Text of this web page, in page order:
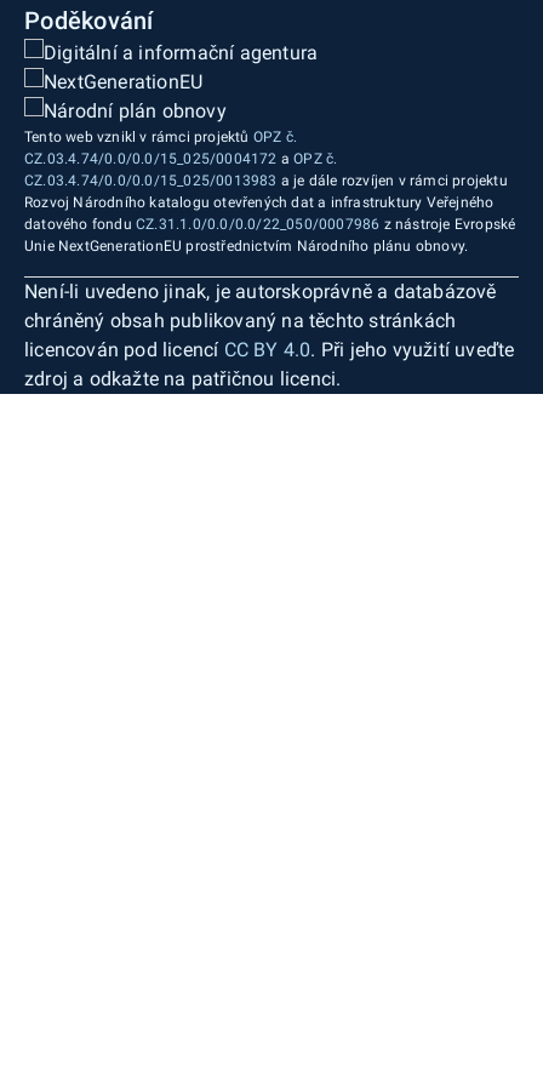
Poděkování
Tento web vznikl v rámci projektů OPZ č.
CZ.03.4.74/0.0/0.0/15_025/0004172 aOPZ č.
CZ.03.4.74/0.0/0.0/15_025/0013983 a je dále rozvíjen v rámci projektu
Rozvoj Národního katalogu otevřených dat a infrastruktury Veřejného
datového fondu CZ.31.1.0/0.0/0.0/22_050/0007986 z nástroje Evropské
Unie NextGenerationEU prostřednictvím Národního plánu obnovy.
Není-li uvedeno jinak, je autorskoprávně a databázově
chráněný obsah publikovaný na těchto stránkách
licencován pod licencí CC BY 4.0. Při jeho využití uveďte
zdroj a odkažte na patřičnou licenci.